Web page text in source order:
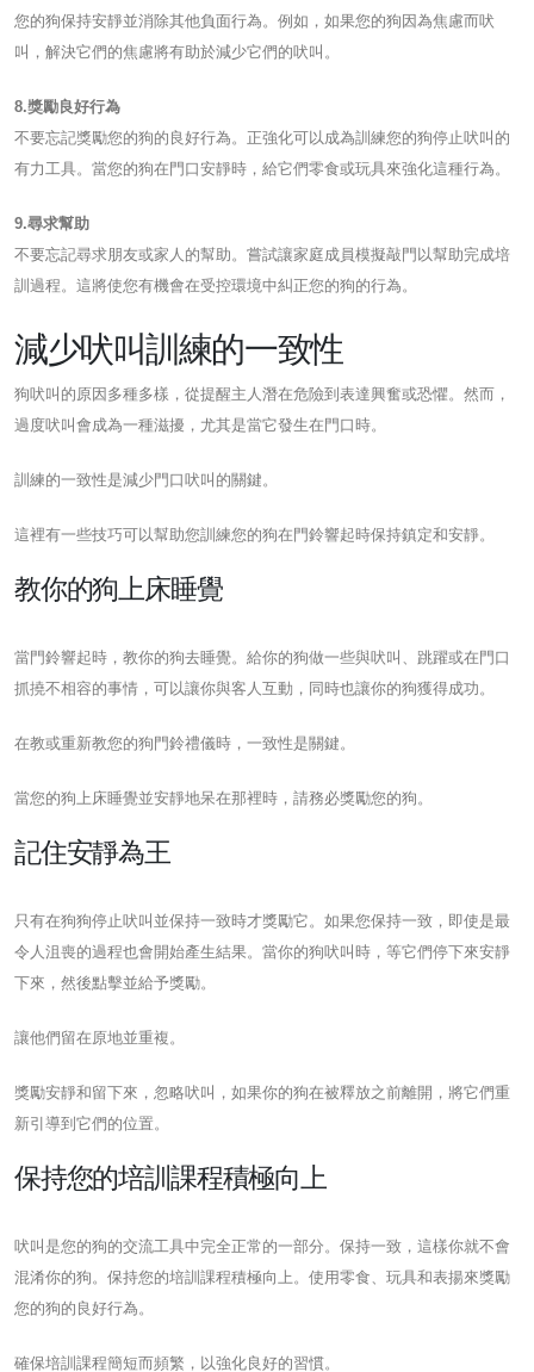
您的狗保持安靜並消除其他負面行為。例如，如果您的狗因為焦慮而吠
叫，解決它們的焦慮將有助於減少它們的吠叫。
8.獎勵良好行為
不要忘記獎勵您的狗的良好行為。正強化可以成為訓練您的狗停止吠叫的
有力工具。當您的狗在門口安靜時，給它們零食或玩具來強化這種行為。
9.尋求幫助
不要忘記尋求朋友或家人的幫助。嘗試讓家庭成員模擬敲門以幫助完成培
訓過程。這將使您有機會在受控環境中糾正您的狗的行為。
減少吠叫訓練的一致性
狗吠叫的原因多種多樣，從提醒主人潛在危險到表達興奮或恐懼。然而，
過度吠叫會成為一種滋擾，尤其是當它發生在門口時。
訓練的一致性是減少門口吠叫的關鍵。
這裡有一些技巧可以幫助您訓練您的狗在門鈴響起時保持鎮定和安靜。
教你的狗上床睡覺
當門鈴響起時，教你的狗去睡覺。給你的狗做一些與吠叫、跳躍或在門口
抓撓不相容的事情，可以讓你與客人互動，同時也讓你的狗獲得成功。
在教或重新教您的狗門鈴禮儀時，一致性是關鍵。
當您的狗上床睡覺並安靜地呆在那裡時，請務必獎勵您的狗。
記住安靜為王
只有在狗狗停止吠叫並保持一致時才獎勵它。如果您保持一致，即使是最
令人沮喪的過程也會開始產生結果。當你的狗吠叫時，等它們停下來安靜
下來，然後點擊並給予獎勵。
讓他們留在原地並重複。
獎勵安靜和留下來，忽略吠叫，如果你的狗在被釋放之前離開，將它們重
新引導到它們的位置。
保持您的培訓課程積極向上
吠叫是您的狗的交流工具中完全正常的一部分。保持一致，這樣你就不會
混淆你的狗。保持您的培訓課程積極向上。使用零食、玩具和表揚來獎勵
您的狗的良好行為。
確保培訓課程簡短而頻繁，以強化良好的習慣。